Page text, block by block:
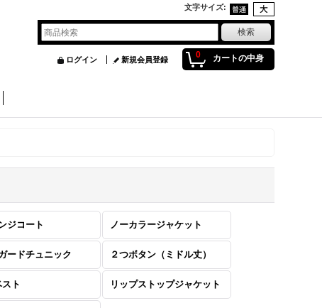
文字サイズ:
0 カートの中身
ログイン 新規会員登録
ジコート ノーカラージャケット
ードチュニック ２つボタン（ミドル丈）
ト リップストップジャケット